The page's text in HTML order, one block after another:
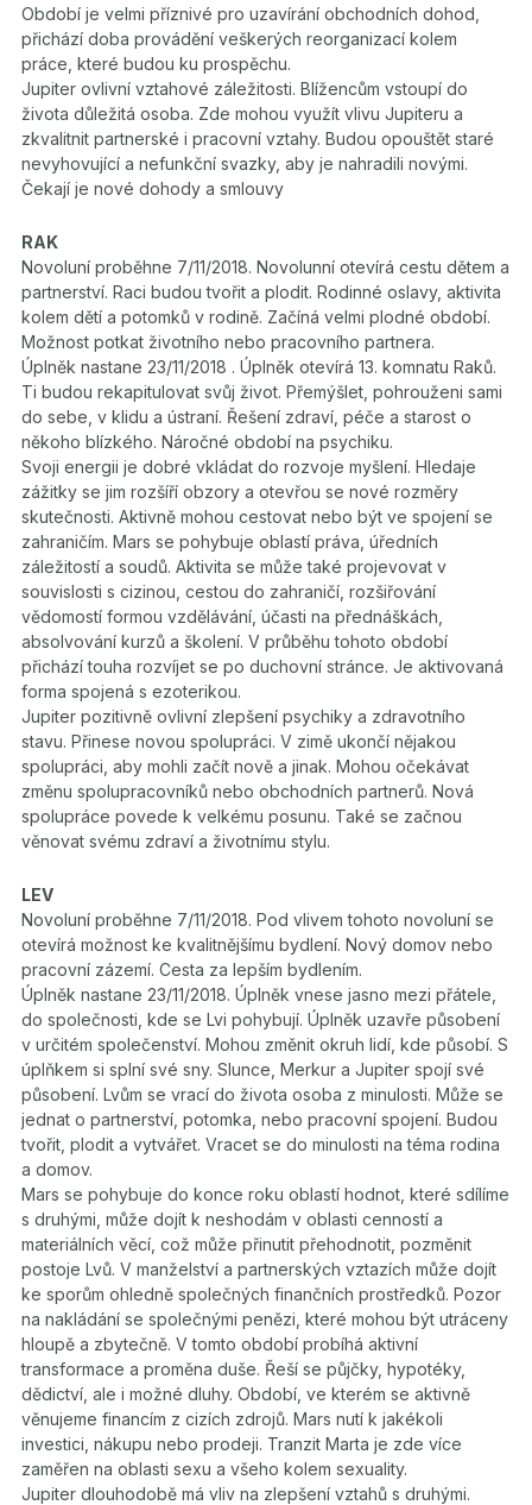
Období je velmi příznivé pro uzavírání obchodních dohod,
přichází doba provádění veškerých reorganizací kolem
práce, které budou ku prospěchu.
Jupiter ovlivní vztahové záležitosti. Blížencům vstoupí do
života důležitá osoba. Zde mohou využít vlivu Jupiteru a
zkvalitnit partnerské i pracovní vztahy. Budou opouštět staré
nevyhovující a nefunkční svazky, aby je nahradili novými.
Čekají je nové dohody a smlouvy
RAK
Novoluní proběhne 7/11/2018. Novolunní otevírá cestu dětem a
partnerství. Raci budou tvořit a plodit. Rodinné oslavy, aktivita
kolem dětí a potomků v rodině. Začíná velmi plodné období.
Možnost potkat životního nebo pracovního partnera.
Úplněk nastane 23/11/2018 . Úplněk otevírá 13. komnatu Raků.
Ti budou rekapitulovat svůj život. Přemýšlet, pohrouženi sami
do sebe, v klidu a ústraní. Řešení zdraví, péče a starost o
někoho blízkého. Náročné období na psychiku.
Svoji energii je dobré vkládat do rozvoje myšlení. Hledaje
zážitky se jim rozšíří obzory a otevřou se nové rozměry
skutečnosti. Aktivně mohou cestovat nebo být ve spojení se
zahraničím. Mars se pohybuje oblastí práva, úředních
záležitostí a soudů. Aktivita se může také projevovat v
souvislosti s cizinou, cestou do zahraničí, rozšiřování
vědomostí formou vzdělávání, účasti na přednáškách,
absolvování kurzů a školení. V průběhu tohoto období
přichází touha rozvíjet se po duchovní stránce. Je aktivovaná
forma spojená s ezoterikou.
Jupiter pozitivně ovlivní zlepšení psychiky a zdravotního
stavu. Přinese novou spolupráci. V zimě ukončí nějakou
spolupráci, aby mohli začít nově a jinak. Mohou očekávat
změnu spolupracovníků nebo obchodních partnerů. Nová
spolupráce povede k velkému posunu. Také se začnou
věnovat svému zdraví a životnímu stylu.
LEV
Novoluní proběhne 7/11/2018. Pod vlivem tohoto novoluní se
otevírá možnost ke kvalitnějšímu bydlení. Nový domov nebo
pracovní zázemí. Cesta za lepším bydlením.
Úplněk nastane 23/11/2018. Úplněk vnese jasno mezi přátele,
do společnosti, kde se Lvi pohybují. Úplněk uzavře působení
v určitém společenství. Mohou změnit okruh lidí, kde působí. S
úplňkem si splní své sny. Slunce, Merkur a Jupiter spojí své
působení. Lvům se vrací do života osoba z minulosti. Může se
jednat o partnerství, potomka, nebo pracovní spojení. Budou
tvořit, plodit a vytvářet. Vracet se do minulosti na téma rodina
a domov.
Mars se pohybuje do konce roku oblastí hodnot, které sdílíme
s druhými, může dojít k neshodám v oblasti cenností a
materiálních věcí, což může přinutit přehodnotit, pozměnit
postoje Lvů. V manželství a partnerských vztazích může dojít
ke sporům ohledně společných finančních prostředků. Pozor
na nakládání se společnými penězi, které mohou být utráceny
hloupě a zbytečně. V tomto období probíhá aktivní
transformace a proměna duše. Řeší se půjčky, hypotéky,
dědictví, ale i možné dluhy. Období, ve kterém se aktivně
věnujeme financím z cizích zdrojů. Mars nutí k jakékoli
investici, nákupu nebo prodeji. Tranzit Marta je zde více
zaměřen na oblasti sexu a všeho kolem sexuality.
Jupiter dlouhodobě má vliv na zlepšení vztahů s druhými.